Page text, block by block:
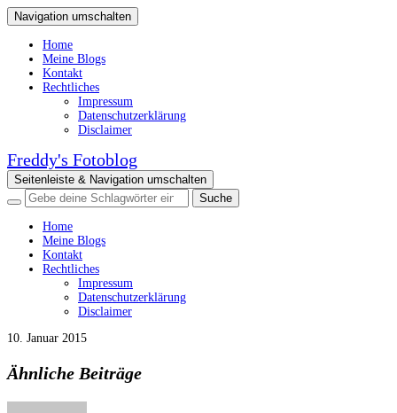
Navigation umschalten
Home
Meine Blogs
Kontakt
Rechtliches
Impressum
Datenschutzerklärung
Disclaimer
Freddy's Fotoblog
Seitenleiste & Navigation umschalten
Home
Meine Blogs
Kontakt
Rechtliches
Impressum
Datenschutzerklärung
Disclaimer
10. Januar 2015
Ähnliche Beiträge